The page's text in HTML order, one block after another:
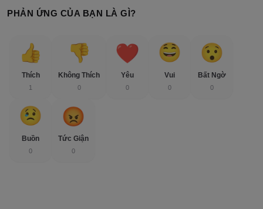
PHẢN ỨNG CỦA BẠN LÀ GÌ?
Thích
1
Không Thích
0
Yêu
0
Vui
0
Bất Ngờ
0
Buồn
0
Tức Giận
0